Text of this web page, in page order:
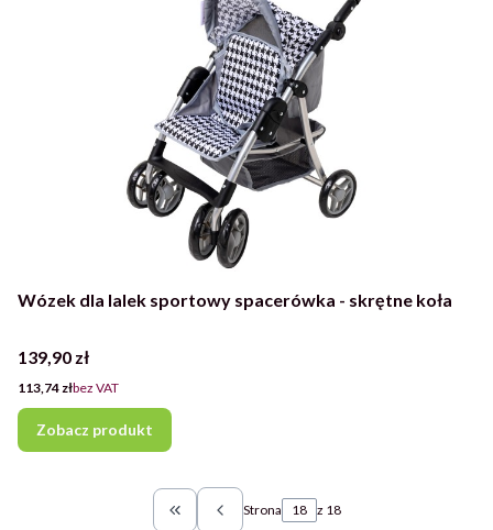
Wózek dla lalek sportowy spacerówka - skrętne koła
Cena
139,90 zł
Cena
113,74 złbez VAT
Zobacz produkt
Wróć do pierwszej strony z produktami
Strona z 18